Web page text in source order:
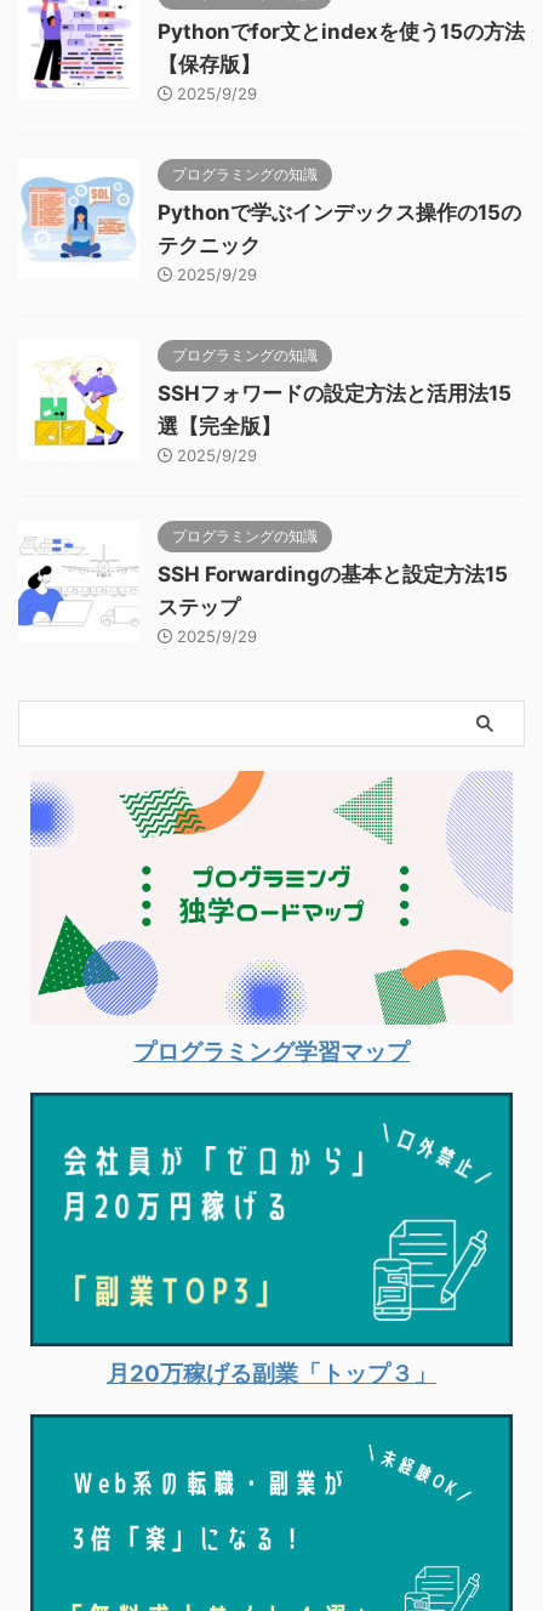
Pythonでfor文とindexを使う15の方法
【保存版】
2025/9/29
プログラミングの知識
Pythonで学ぶインデックス操作の15の
テクニック
2025/9/29
プログラミングの知識
SSHフォワードの設定方法と活用法15
選【完全版】
2025/9/29
プログラミングの知識
SSH Forwardingの基本と設定方法15
ステップ
2025/9/29
プログラミング学習マップ
月20万稼げる副業「トップ３」